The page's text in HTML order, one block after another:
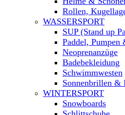
Rollen,
WASSERSPORT
SUP (Stand up
Paddel, Pumpen
Neoprenanzüge
Badebekleidung
Schwimmwesten
Sonnenbrillen &
WINTERSPORT
Snowboards